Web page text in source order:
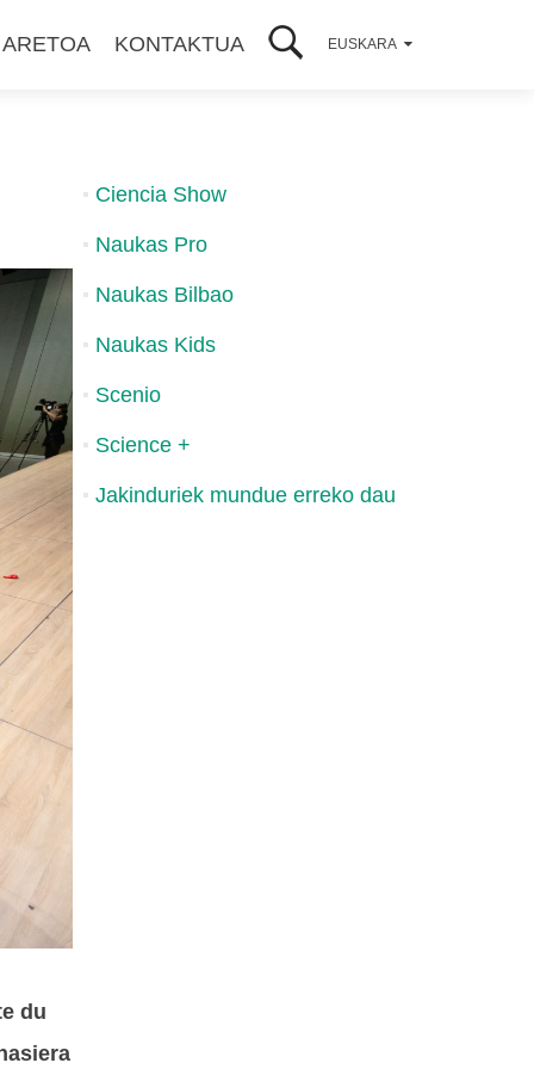
KONTAKTUA EUSKARA
du
Ciencia Show
Naukas Pro
Naukas Bilbao
Naukas Kids
Scenio
Science +
Jakinduriek mundue erreko dau